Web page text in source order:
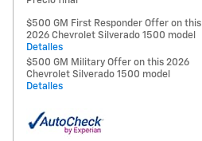
$500 GM First Responder Offer on this
2026 Chevrolet Silverado 1500 model
Detalles
$500 GM Military Offer on this 2026
Chevrolet Silverado 1500 model
Detalles